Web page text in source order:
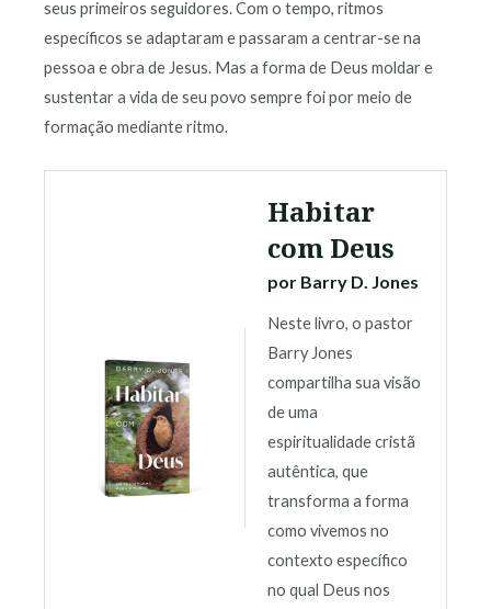
seus primeiros seguidores. Com o tempo, ritmos
específicos se adaptaram e passaram a centrar-se na
pessoa e obra de Jesus. Mas a forma de Deus moldar e
sustentar a vida de seu povo sempre foi por meio de
formação mediante ritmo.
Habitar
com Deus
por Barry D. Jones
Neste livro, o pastor
Barry Jones
compartilha sua visão
de uma
espiritualidade cristã
autêntica, que
transforma a forma
como vivemos no
contexto específico
no qual Deus nos